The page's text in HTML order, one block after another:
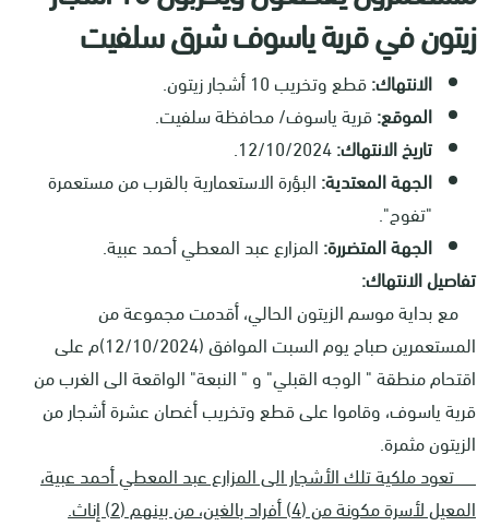
زيتون في قرية ياسوف شرق سلفيت
الانتهاك:قطع وتخريب 10 أشجار زيتون.
الموقع:قرية ياسوف/ محافظة سلفيت.
تاريخ الانتهاك:12/10/2024.
الجهة المعتدية:البؤرة الاستعمارية بالقرب من مستعمرة
"تفوح".
الجهة المتضررة:المزارع عبد المعطي أحمد عبية.
تفاصيل الانتهاك:
مع بداية موسم الزيتون الحالي، أقدمت مجموعة من
المستعمرين صباح يوم السبت الموافق (12/10/2024)م على
اقتحام منطقة " الوجه القبلي" و " النبعة" الواقعة الى الغرب من
قرية ياسوف، وقاموا على قطع وتخريب أغصان عشرة أشجار من
الزيتون مثمرة.
تعود ملكية تلك الأشجار الى المزارع عبد المعطي أحمد عبية،
المعيل لأسرة مكونة من (4) أفراد بالغين، من بينهم (2) إناث.